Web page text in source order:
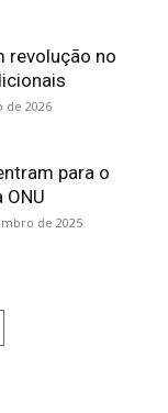
revolução no
de 2026
para o
de 2025